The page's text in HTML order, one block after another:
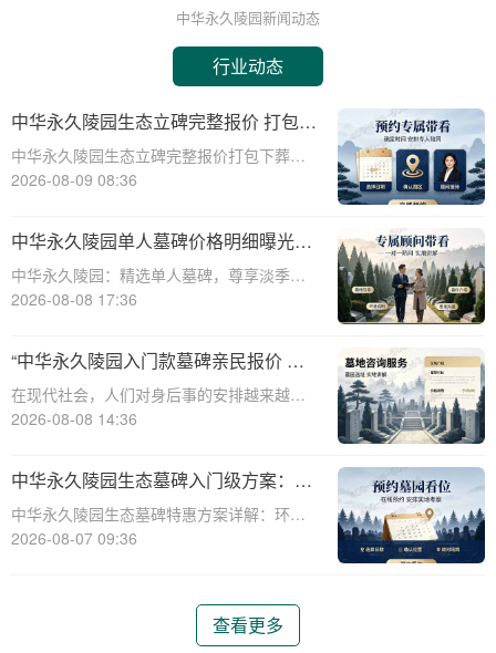
中华永久陵园新闻动态
行业动态
中华永久陵园生态立碑完整报价 打包下
葬服务同步享折扣详解
中华永久陵园生态立碑完整报价打包下葬服
务同步享折扣详解☎ 中华永久陵园电话:400-
之一，一直致力于为用户提供高品质的殡葬
服务。生态立碑作为一种新型的殡
2026-08-09 08:36
中华永久陵园单人墓碑价格明细曝光：
淡季下单立省数千，限时优惠深度解析
中华永久陵园：精选单人墓碑，尊享淡季限
时优惠☎ 中华永久陵园电话:400-838-5063
始终以提供高品质的墓碑产品和服务为己
任。本文将全面解析中华永久陵园多款
2026-08-08 17:36
“中华永久陵园入门款墓碑亲民报价 一
次性付清享折上折：超值优惠与便捷选
择的完美结合”
在现代社会，人们对身后事的安排越来越重
视，而墓碑作为逝者最后的尊严象征，其选
为中国领先的陵园品牌，始终致力于为家属
提供高品质、个性化的墓碑选择，同时注重
亲民价格和
2026-08-08 14:36
中华永久陵园生态墓碑入门级方案：完
整报价与一站式服务打包特惠解析
中华永久陵园生态墓碑特惠方案详解：环
保、经济、个性化选择☎ 中华永久陵园电
为许多家庭的考虑。中华永久陵园，作
2026-08-07 09:36
查看更多